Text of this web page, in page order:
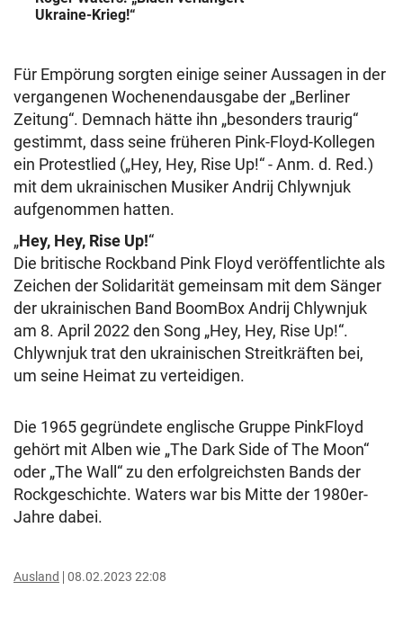
Ukraine-Krieg!“
Für Empörung sorgten einige seiner Aussagen in der
vergangenen Wochenendausgabe der „Berliner
Zeitung“. Demnach hätte ihn „besonders traurig“
gestimmt, dass seine früheren Pink-Floyd-Kollegen
ein Protestlied („Hey, Hey, Rise Up!“ - Anm. d. Red.)
mit dem ukrainischen Musiker Andrij Chlywnjuk
aufgenommen hatten.
„Hey, Hey, Rise Up!“
Die britische Rockband Pink Floyd veröffentlichte als
Zeichen der Solidarität gemeinsam mit dem Sänger
der ukrainischen Band BoomBox Andrij Chlywnjuk
am 8. April 2022 den Song „Hey, Hey, Rise Up!“.
Chlywnjuk trat den ukrainischen Streitkräften bei,
um seine Heimat zu verteidigen.
Die 1965 gegründete englische Gruppe PinkFloyd
gehört mit Alben wie „The Dark Side of The Moon“
oder „The Wall“ zu den erfolgreichsten Bands der
Rockgeschichte. Waters war bis Mitte der 1980er-
Jahre dabei.
Ausland 08.02.2023 22:08